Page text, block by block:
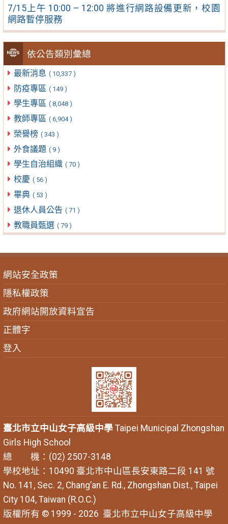
7/15上午 10:00 – 12:00 將進行網路設備更新，校園
網路暫停服務
依公告類別彙總
最新消息 ( 10,337 )
防疫專區 ( 149 )
學生專區 ( 8,048 )
教師專區 ( 6,904 )
榮譽榜 ( 343 )
外食議題 ( 9 )
學生自治組織 ( 70 )
校慶 ( 56 )
畢典 ( 53 )
退休人員公告 ( 71 )
教職員甄選 ( 79 )
網站安全政策
隱私權政策
政府網站開放資料宣告
正體字
登入
臺北市立中山女子高級中學Taipei Municipal Zhongshan
Girls High School
總 機：(02) 2507-3148
學校地址：10490 臺北市中山區長安東路二段 141 號
No. 141, Sec. 2, Chang’an E. Rd., Zhongshan Dist., Taipei
City 104, Taiwan (R.O.C.)
版權所有 © 1999 - 2026 臺北市立中山女子高級中學